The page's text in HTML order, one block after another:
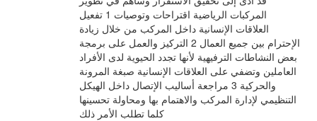
المركبات الرياضية اقتراحات وتوصيات 1 تفعيل
العلاقات الإنسانية داخل المركب من خلال زيادة
الإحترام بين جميع العمال 2 التركيز والعمل على برمجة
بعض النشاطات الترفيهية لأنها تجدد الحيوية لدى الأفراد
العاملين وتضفي على العلاقات الإنسانية صبغة المرونة
والحركية 3 مراجعة أساليب الإتصال داخل الهيكل
التنظيمي لإدارة المركب والاهتمام بها ومحاولة تحسينها
كلما تطلب الأمر ذلك